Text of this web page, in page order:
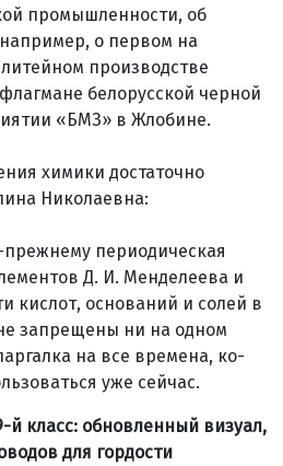
промыш­ленности, об
о первом на
производстве
белорусской черной
«БМЗ» в Жлобине.
химики достаточно
Николаевна:
периодическая
Д. И. Менделеева и
кислот, оснований и солей в
запрещены ни на одном
на все времена, ко­
уже сейчас.
й класс: обновленный визуал,
для гордости